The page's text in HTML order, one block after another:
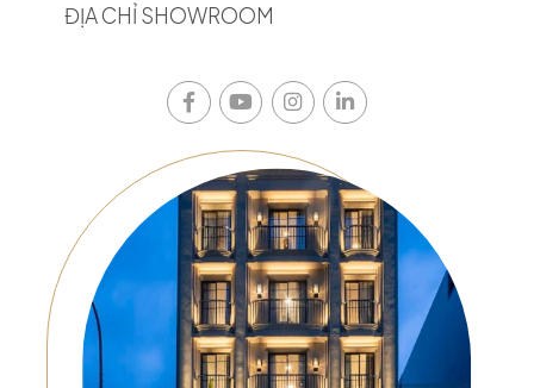
ĐỊA CHỈ SHOWROOM